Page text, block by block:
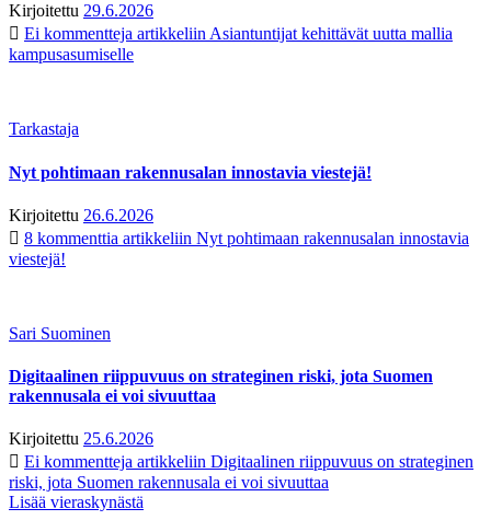
Kirjoitettu 29.6.2026
Ei kommentteja artikkeliin Asiantuntijat kehittävät uutta mallia
kampusasumiselle
Tarkastaja
Nyt pohtimaan rakennusalan innostavia viestejä!
Kirjoitettu 26.6.2026
8 kommenttia artikkeliin Nyt pohtimaan rakennusalan innostavia
viestejä!
Sari Suominen
Digitaalinen riippuvuus on strateginen riski, jota Suomen
rakennusala ei voi sivuuttaa
Kirjoitettu 25.6.2026
Ei kommentteja artikkeliin Digitaalinen riippuvuus on strateginen
riski, jota Suomen rakennusala ei voi sivuuttaa
Lisää vieraskynästä